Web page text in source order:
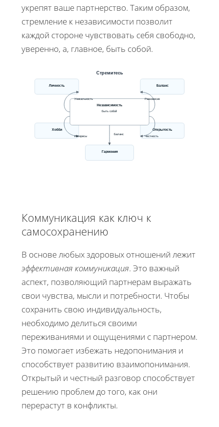
укрепят ваше партнерство. Таким образом,
стремление к независимости позволит
каждой стороне чувствовать себя свободно,
уверенно, а, главное, быть собой.
Стремитесь
Личность
Хобби
Баланс
Открытость
Гармония
Независимость
Быть собой
Уникальность
Интересы
Равновесие
Честность
Баланс
Коммуникация как ключ к
самосохранению
В основе любых здоровых отношений лежит
эффективная коммуникация. Это важный
аспект, позволяющий партнерам выражать
свои чувства, мысли и потребности. Чтобы
сохранить свою индивидуальность,
необходимо делиться своими
переживаниями и ощущениями с партнером.
Это помогает избежать недопонимания и
способствует развитию взаимопонимания.
Открытый и честный разговор способствует
решению проблем до того, как они
перерастут в конфликты.